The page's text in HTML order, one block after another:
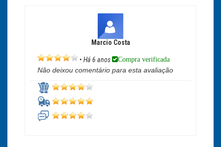
Marcio Costa
• Há 6 anos Compra verificada
Não deixou comentário para esta avaliação